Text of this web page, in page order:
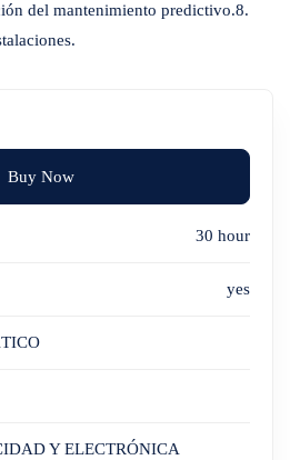
del mantenimiento predictivo.8.
Buy Now
30 hour
yes
Y ELECTRÓNICA